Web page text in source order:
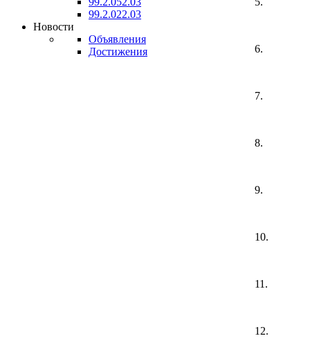
99.2.022.03
Новости
Объявления
Достижения
6.
7.
8.
9.
10.
11.
12.